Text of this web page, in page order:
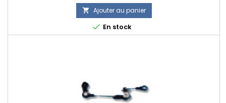
 Ajouter au panier
 En stock